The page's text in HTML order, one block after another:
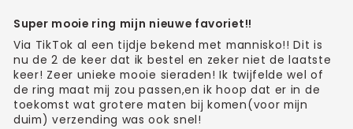
Super mooie ring mijn nieuwe favoriet!!
Via TikTok al een tijdje bekend met mannisko!! Dit is
nu de 2 de keer dat ik bestel en zeker niet de laatste
keer! Zeer unieke mooie sieraden! Ik twijfelde wel of
de ring maat mij zou passen,en ik hoop dat er in de
toekomst wat grotere maten bij komen(voor mijn
duim) verzending was ook snel!